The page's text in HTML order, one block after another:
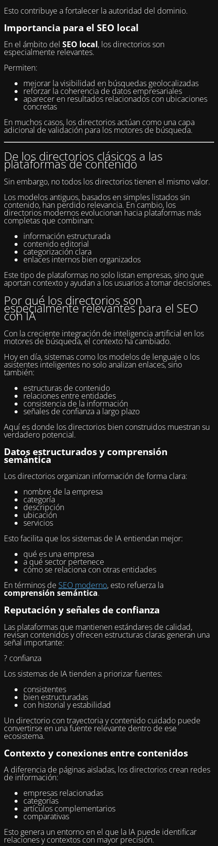
Esto contribuye a fortalecer la autoridad del dominio.
Importancia para el SEO local
En el ámbito del SEO local, los directorios son
especialmente relevantes.
Permiten:
mejorar la visibilidad en búsquedas geolocalizadas
reforzar la coherencia de datos empresariales
aparecer en resultados relacionados con ubicaciones
concretas
En muchos casos, los directorios actúan como una capa
adicional de validación para los motores de búsqueda.
De los directorios clásicos a las
plataformas de contenido
Sin embargo, no todos los directorios tienen el mismo valor.
Los modelos antiguos, basados en simples listados sin
contenido, han perdido relevancia. En cambio, los
directorios modernos evolucionan hacia plataformas más
completas que combinan:
información estructurada
contenido editorial
categorización clara
enlaces internos bien organizados
Este tipo de plataformas no solo listan empresas, sino que
aportan contexto y ayudan a los usuarios a tomar decisiones.
Por qué los directorios son
especialmente relevantes para el SEO
con IA
Con la creciente integración de inteligencia artificial en los
motores de búsqueda, el contexto ha cambiado.
Hoy en día, sistemas como los modelos de lenguaje o los
asistentes inteligentes no solo analizan enlaces, sino
también:
estructuras de contenido
relaciones entre entidades
consistencia de la información
señales de confianza a largo plazo
Aquí es donde los directorios bien construidos muestran su
verdadero potencial.
Datos estructurados y comprensión
semántica
Los directorios organizan información de forma clara:
nombre de la empresa
categoría
descripción
ubicación
servicios
Esto facilita que los sistemas de IA entiendan mejor:
qué es una empresa
a qué sector pertenece
cómo se relaciona con otras entidades
En términos de SEO moderno, esto refuerza la
comprensión semántica.
Reputación y señales de confianza
Las plataformas que mantienen estándares de calidad,
revisan contenidos y ofrecen estructuras claras generan una
señal importante:
? confianza
Los sistemas de IA tienden a priorizar fuentes:
consistentes
bien estructuradas
con historial y estabilidad
Un directorio con trayectoria y contenido cuidado puede
convertirse en una fuente relevante dentro de ese
ecosistema.
Contexto y conexiones entre contenidos
A diferencia de páginas aisladas, los directorios crean redes
de información:
empresas relacionadas
categorías
artículos complementarios
comparativas
Esto genera un entorno en el que la IA puede identificar
relaciones y contextos con mayor precisión.